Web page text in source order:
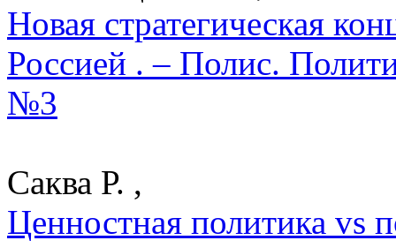
Новая стратегическая
Россией . – Полис.
№3
Саква Р. ,
Ценностная политика vs